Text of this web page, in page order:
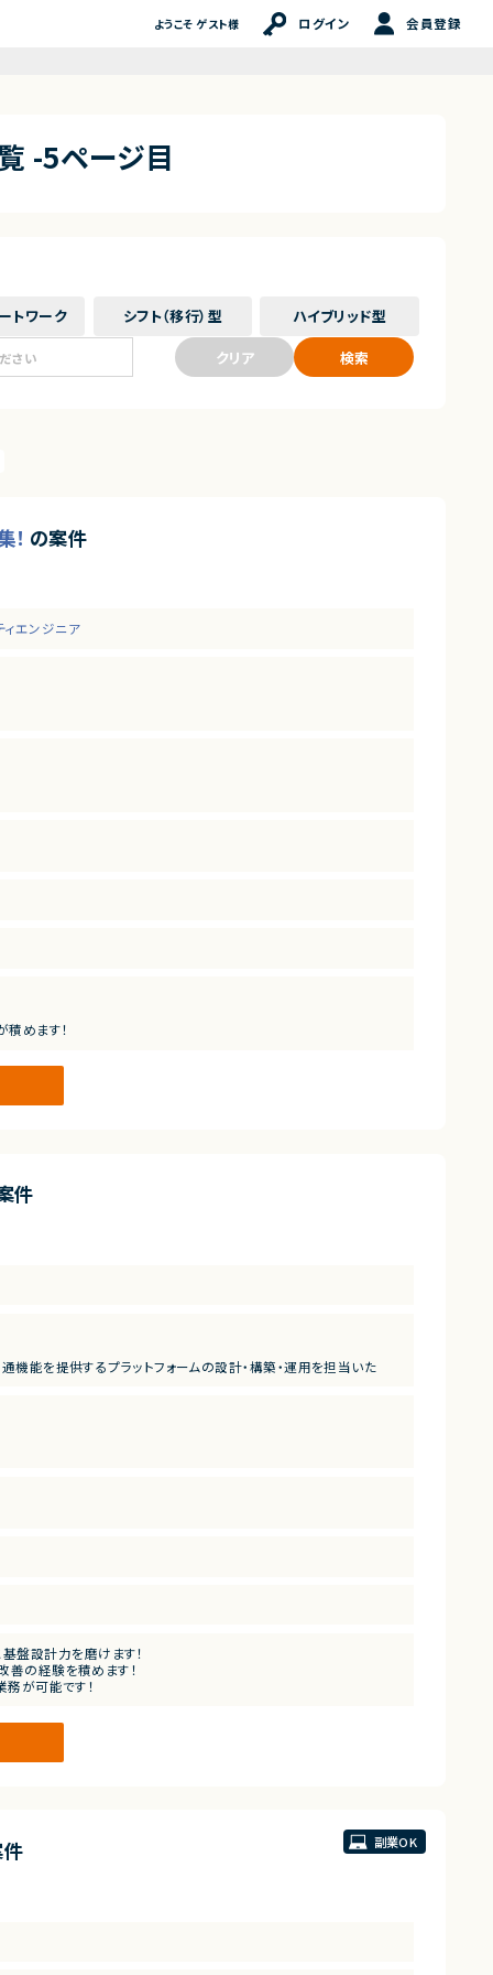
ようこそ ゲスト様 ログイン 会員登録
-5ページ目
トワーク シフト（移行） 型 ハイブリッド型
クリア
検索
の案件
エンジニア
めます！
つながります！
件
機能を提供するプラットフォームの設計・構築・運用を担当いた
盤設計力を磨けます！
善の経験を積めます！
務が可能です！
副業OK